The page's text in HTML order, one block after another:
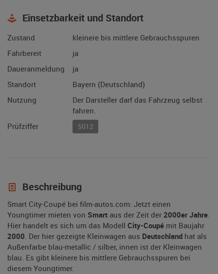
Einsetzbarkeit und Standort
Zustand
kleinere bis mittlere Gebrauchsspuren
Fahrbereit
ja
Daueranmeldung
ja
Standort
Bayern (Deutschland)
Nutzung
Der Darsteller darf das Fahrzeug selbst
fahren.
Prüfziffer
5012
Beschreibung
Smart City-Coupé bei film-autos.com: Jetzt einen
Youngtimer mieten von Smart aus der Zeit der 2000er Jahre.
Hier handelt es sich um das Modell City-Coupé mit Baujahr
2000. Der hier gezeigte Kleinwagen aus Deutschland hat als
Außenfarbe blau-metallic / silber, innen ist der Kleinwagen
blau. Es gibt kleinere bis mittlere Gebrauchsspuren bei
diesem Youngtimer.